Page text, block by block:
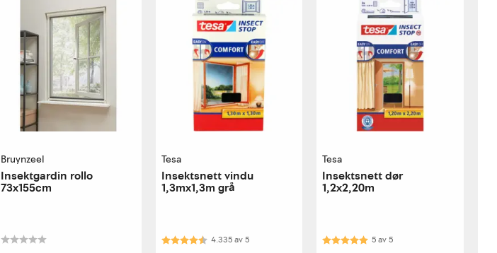
Bruynzeel
Insektgardin rollo
73x155cm
Tesa
Insektsnett vindu
1,3mx1,3m grå
Karakter:4.3 av 5 mulige
4.335av5
Tesa
Insektsnett dør
1,2x2,20m
Karakter:5.0 av 5 mulige
5av5